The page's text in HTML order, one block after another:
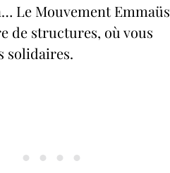
Le Mouvement Emmaüs
de structures, où vous
solidaires.